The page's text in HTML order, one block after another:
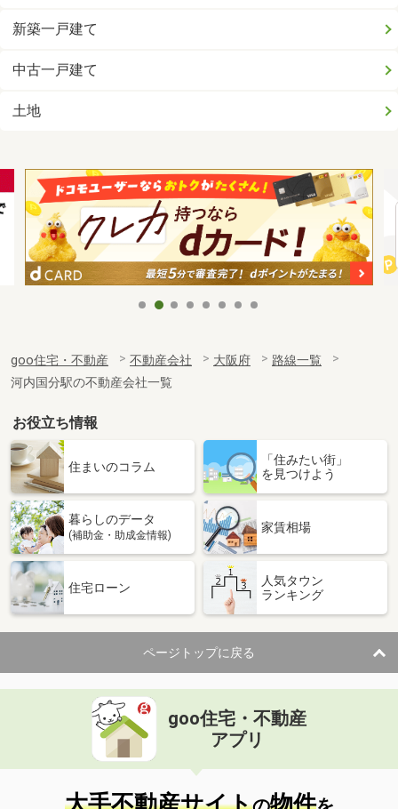
新築一戸建て
中古一戸建て
土地
goo住宅・不動産 不動産会社 大阪府
路線一覧
河内国分駅の不動産会社一覧
お役立ち情報
住まいのコラム
「住みたい街」
を見つけよう
暮らしのデータ
(補助金・助成金情報)
家賃相場
住宅ローン
人気タウン
ランキング
ページトップに戻る
goo住宅・不動産
アプリ
大手不動産サイト 物件